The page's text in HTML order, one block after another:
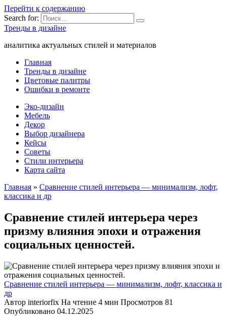
Перейти к содержанию
Search for:
Тренды в дизайне
аналитика актуальных стилей и материалов
Главная
Тренды в дизайне
Цветовые палитры
Ошибки в ремонте
Эко-дизайн
Мебель
Декор
Выбор дизайнера
Кейсы
Советы
Стили интерьера
Карта сайта
Главная » Сравнение стилей интерьера — минимализм, лофт,
классика и др
Сравнение стилей интерьера через
призму влияния эпохи и отражения
социальных ценностей.
Сравнение стилей интерьера — минимализм, лофт, классика и
др
Автор interiorfix На чтение 4 мин Просмотров 81
Опубликовано 04.12.2025